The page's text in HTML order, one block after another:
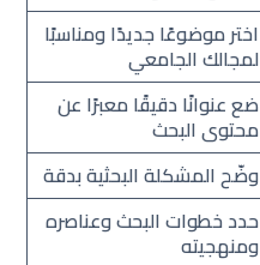
اختر موضوعًا جديدًا ومناسبًا
لمجالك الجامعي
ضع عنوانًا دقيقًا معبرًا عن
محتوى البحث
وضّح المشكلة البحثية بدقة
حدد خطوات البحث وعناصره
ومنهجيته